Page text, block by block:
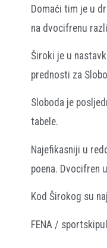
Domaći tim je u
na dvocifrenu
Široki je u
prednosti za
Sloboda je
tabele.
Najefikasniji u
poena. Dvocifren
Kod Širokog su
FENA /